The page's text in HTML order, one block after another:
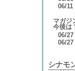
06/11
マガジ
今後は
06/27
06/27
シナモ